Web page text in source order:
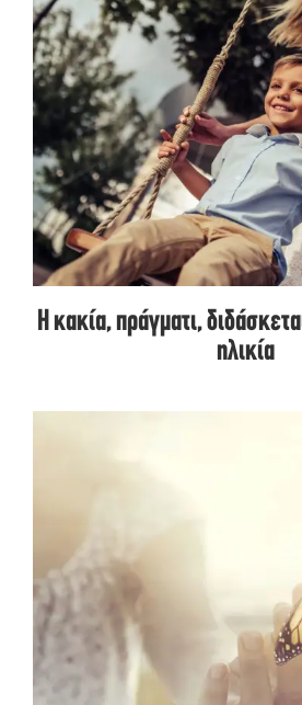
Η κακία, πράγματι,
ηλικία